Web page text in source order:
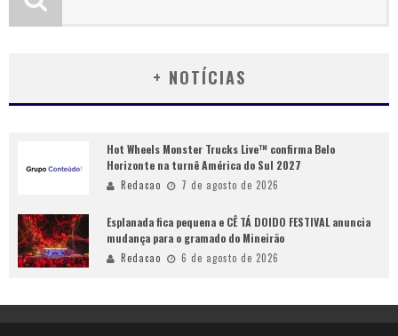
+ NOTÍCIAS
Hot Wheels Monster Trucks Live™ confirma Belo
Horizonte na turnê América do Sul 2027
Redacao 7 de agosto de 2026
Esplanada fica pequena e CÊ TÁ DOIDO FESTIVAL anuncia
mudança para o gramado do Mineirão
Redacao 6 de agosto de 2026